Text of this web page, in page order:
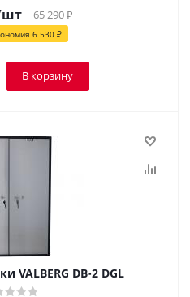
65 290₽
6 530₽
В корзину
VALBERG DB-2 DGL